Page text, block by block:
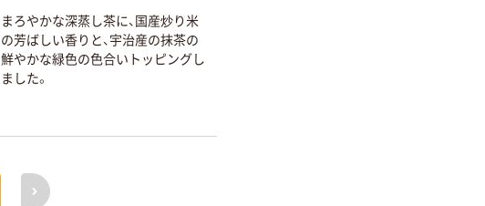
まろやかな深蒸し茶に、国産炒り米
の芳ばしい香りと、宇治産の抹茶の
鮮やかな緑色の色合いトッピングし
ました。
次へ